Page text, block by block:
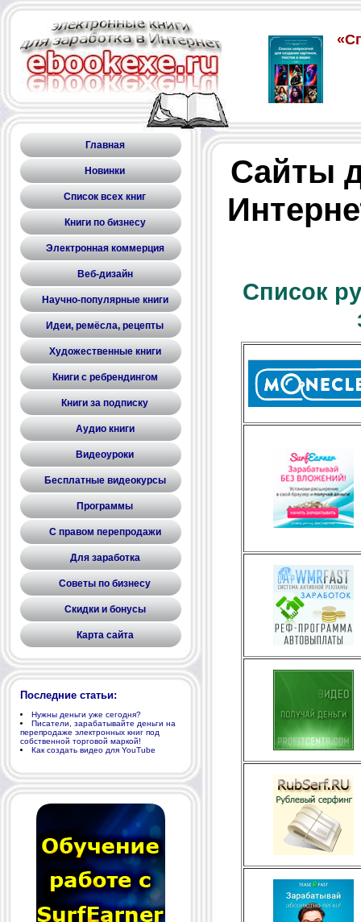
Главная
Новинки
Список всех книг
Книги по бизнесу
Электронная коммерция
Веб-дизайн
Научно-популярные книги
Идеи, ремёсла, рецепты
Художественные книги
Книги с ребрендингом
Книги за подписку
Аудио книги
Видеоуроки
Бесплатные видеокурсы
Программы
С правом перепродажи
Для заработка
Советы по бизнесу
Скидки и бонусы
Карта сайта
Последние статьи:
Нужны деньги уже сегодня?
Писатели, зарабатывайте деньги на
перепродаже электронных книг под
собственной торговой маркой!
Как создать видео для YouTube
Сайты
Список